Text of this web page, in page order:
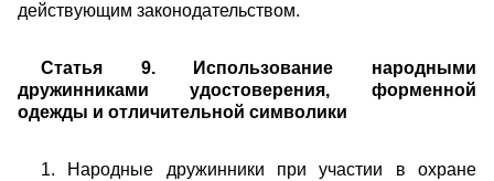
действующим законодательством.
Статья 9. Использование народными
дружинниками удостоверения, форменной
одежды и отличительной символики
1. Народные дружинники при участии в охране